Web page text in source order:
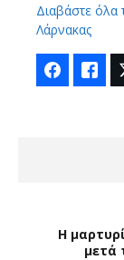
Διαβάστε όλα
Λάρνακας
Facebook
Η
μετά